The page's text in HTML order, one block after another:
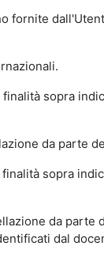
fornite
sopra
da parte
sopra
da parte
dal